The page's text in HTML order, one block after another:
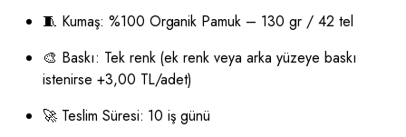
🧵 Kumaş: %100 Organik Pamuk – 130 gr / 42 tel
🎨 Baskı: Tek renk (ek renk veya arka yüzeye baskı
istenirse +3,00 TL/adet)
🚀 Teslim Süresi: 10 iş günü